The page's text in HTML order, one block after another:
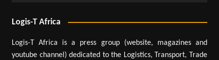
Logis-T Africa
Logis-T Africa is a press group (website, magazines and
youtube channel) dedicated to the Logistics, Transport, Trade